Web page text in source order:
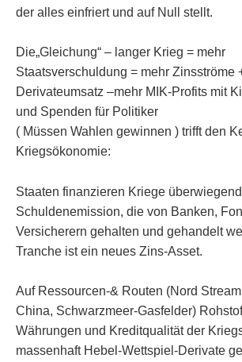
der alles einfriert und auf Null stellt.
Die„Gleichung“ – langer Krieg = mehr
Staatsverschuldung = mehr Zinsströme
Derivateumsatz –mehr MIK-Profits mit
und Spenden für Politiker
( Müssen Wahlen gewinnen ) trifft den
Kriegsökonomie:
Staaten finanzieren Kriege
Schuldenemission, die von Banken,
Versicherern gehalten und gehandelt
Tranche ist ein neues Zins‑Asset.
Auf Ressourcen-& Routen (Nord
China, Schwarzmeer-Gasfelder)
Währungen und Kreditqualität der
massenhaft Hebel-Wettspiel-Derivate